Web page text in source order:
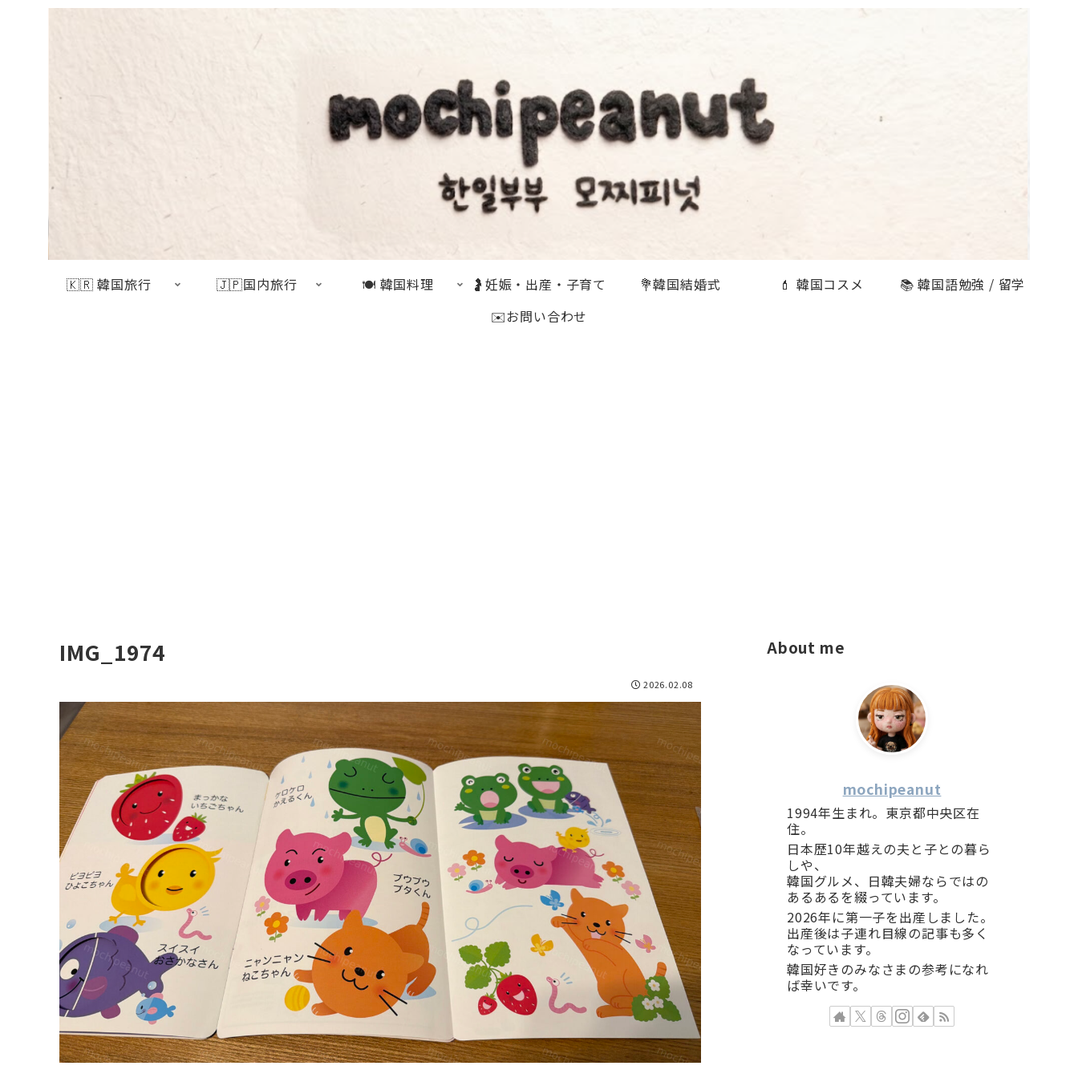
🇰🇷 韓国旅行 🇯🇵国内旅行 🍽 韓国料理 🤰妊娠・出産・子育て 💐韓国結婚式 💄 韓国コスメ
📚 韓国語勉強 / 留学
✉️お問い合わせ
IMG_1974
2026.02.08
About me
mochipeanut
1994年生まれ。東京都中央区在
住。
日本歴10年越えの夫と子との暮ら
しや、
韓国グルメ、日韓夫婦ならではの
あるあるを綴っています。
2026年に第一子を出産しました。
出産後は子連れ目線の記事も多く
なっています。
韓国好きのみなさまの参考になれ
ば幸いです。